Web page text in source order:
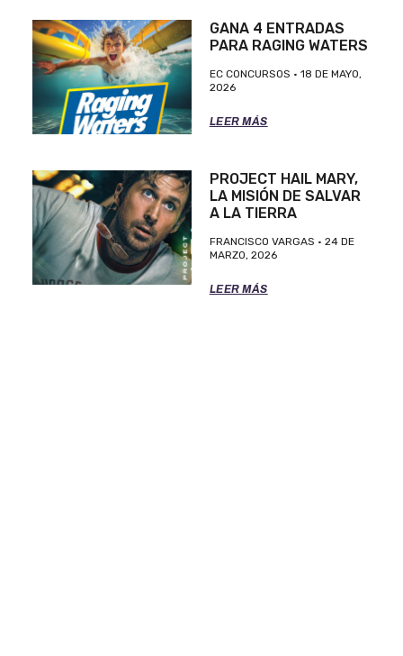
GANA 4 ENTRADAS
PARA RAGING WATERS
EC CONCURSOS
18 DE MAYO,
2026
LEER MÁS
PROJECT HAIL MARY,
LA MISIÓN DE SALVAR
A LA TIERRA
FRANCISCO VARGAS
24 DE
MARZO, 2026
LEER MÁS